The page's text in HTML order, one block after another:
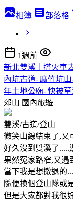
相簿 部落格
1週前
新北雙溪｜搭火車
內坑古道- 麻竹坑
年土地公廟- 快被
郊山 國內旅遊
雙溪/古道/登山
微笑山線結束了,又
好久沒到雙溪了.....
果然冤家路窄,又遇
當下我是想撤退的
隨便換個登山隊或
但是大家都對我很